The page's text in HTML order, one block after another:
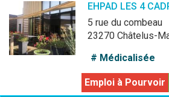
EHPAD LES 4
5 rue du combeau
23270 Châtelus-
# Médicalisée
Emploi à Pourvoir